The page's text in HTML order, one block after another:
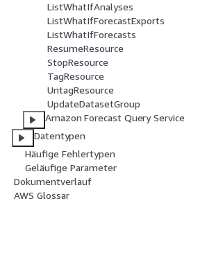
ListWhatIfAnalyses
ListWhatIfForecastExports
ListWhatIfForecasts
ResumeResource
StopResource
TagResource
UntagResource
UpdateDatasetGroup
Amazon Forecast Query Service
Datentypen
Häufige Fehlertypen
Geläufige Parameter
Dokumentverlauf
AWS Glossar